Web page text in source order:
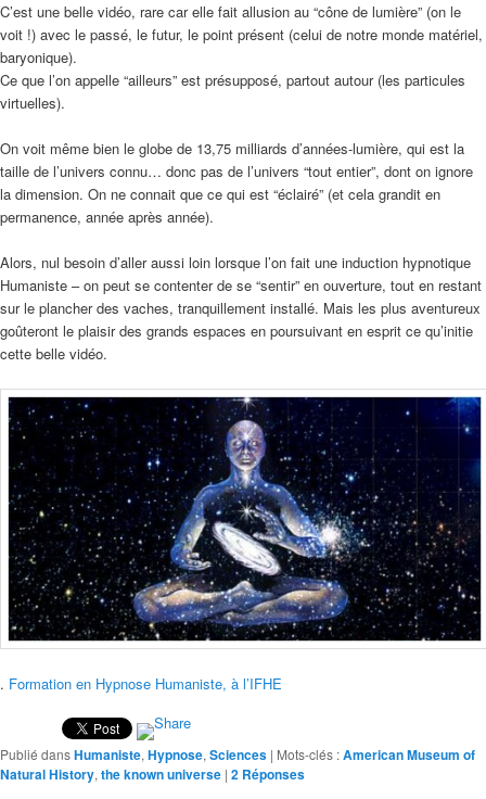
C’est une belle vidéo, rare car elle fait allusion au “cône de lumière” (on le
voit !) avec le passé, le futur, le point présent (celui de notre monde matériel,
baryonique).
Ce que l’on appelle “ailleurs” est présupposé, partout autour (les particules
virtuelles).
On voit même bien le globe de 13,75 milliards d’années-lumière, qui est la
taille de l’univers connu… donc pas de l’univers “tout entier”, dont on ignore
la dimension. On ne connait que ce qui est “éclairé” (et cela grandit en
permanence, année après année).
Alors, nul besoin d’aller aussi loin lorsque l’on fait une induction hypnotique
Humaniste – on peut se contenter de se “sentir” en ouverture, tout en restant
sur le plancher des vaches, tranquillement installé. Mais les plus aventureux
goûteront le plaisir des grands espaces en poursuivant en esprit ce qu’initie
cette belle vidéo.
. Formation en Hypnose Humaniste, à l’IFHE
Publié dansHumaniste, Hypnose, Sciences | Mots-clés :American Museum of
Natural History, the known universe | 2 Réponses